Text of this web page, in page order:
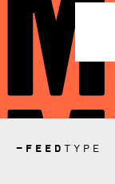
— FEED TYPE